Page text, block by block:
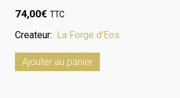
74,00€ TTC
Createur: La Forge d'Eos
Ajouter au panier